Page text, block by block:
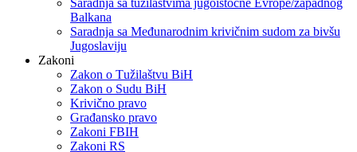
Saradnja sa tužilaštvima jugoistočne Evrope/zapadnog
Balkana
Saradnja sa Međunarodnim krivičnim sudom za bivšu
Jugoslaviju
Zakoni
Zakon o Тužilaštvu BiH
Zakon o Sudu BiH
Krivično pravo
Građansko pravo
Zakoni FBIH
Zakoni RS